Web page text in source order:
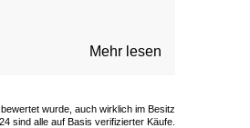
Mehr lesen
wurde, auch wirklich im Besitz
sind alle auf Basis verifizierter Käufe.